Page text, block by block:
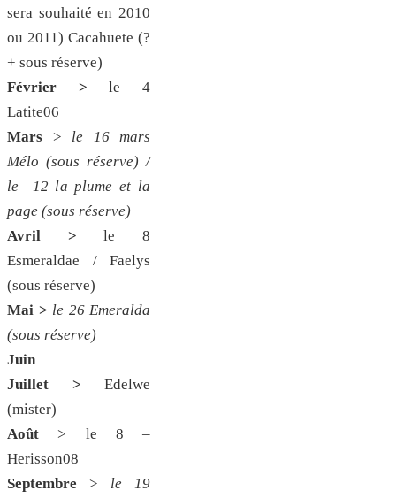
sera souhaité en 2010
ou 2011) Cacahuete (?
+ sous réserve)
Février >
le 4
Latite06
Mars > le 16 mars
Mélo (sous réserve) /
le 12 la plume et la
page (sous réserve)
Avril >
le 8
Esmeraldae / Faelys
(sous réserve)
Mai > le 26 Emeralda
(sous réserve)
Juin
Juillet >
Edelwe
(mister)
Août > le 8 –
Herisson08
Septembre > le 19